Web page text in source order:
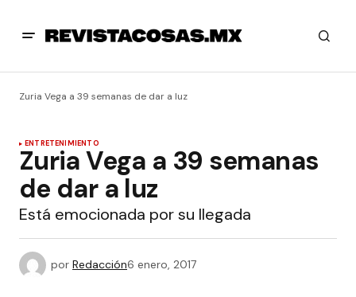
Zuria Vega a 39 semanas de dar a luz
ENTRETENIMIENTO
Zuria Vega a 39 semanas
de dar a luz
Está emocionada por su llegada
por Redacción6 enero, 2017